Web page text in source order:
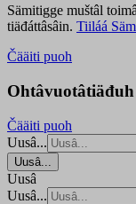
Sämitigge muštâl
tiäđáttâsâin. Tiiláá
Čääiti puoh
Ohtâvuotâtiäđuh
Čääiti puoh
Uusâ...
Uusâ...
Uusâ
Uusâ...